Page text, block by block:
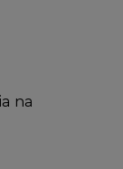
na